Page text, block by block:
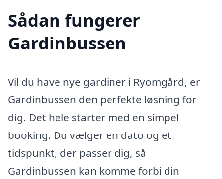
Sådan fungerer
Gardinbussen
Vil du have nye gardiner i Ryomgård, er
Gardinbussen den perfekte løsning for
dig. Det hele starter med en simpel
booking. Du vælger en dato og et
tidspunkt, der passer dig, så
Gardinbussen kan komme forbi din